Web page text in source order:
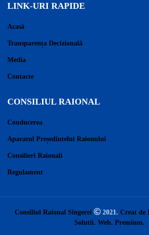
LINK-URI RAPIDE
Acasă
Transparența Decizională
Media
Contacte
CONSILIUL RAIONAL
Conducerea
Aparatul Președintelui Raionului
Consilieri Raionali
Regulament
Consiliul Raional Sîngerei 2021. Creat de
Solutii. Web. Premium.